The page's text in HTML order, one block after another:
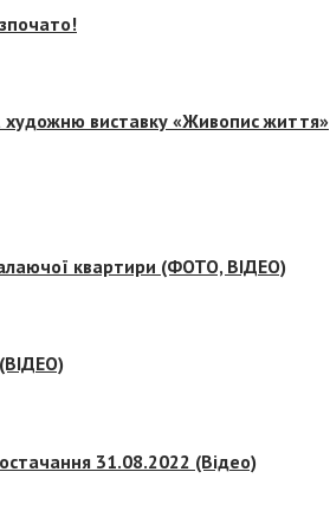
художню виставку «Живопис життя»
квартири (ФОТО, ВІДЕО)
31.08.2022 (Відео)